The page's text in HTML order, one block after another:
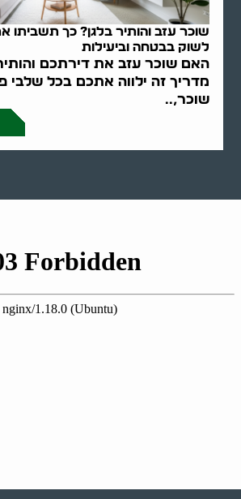
שוכר עזב והותיר בלגן? כך תשביתו
לשוק בבטחה וביעילות
האם שוכר עזב את דירתכם
מדריך זה ילווה אתכם בכל שלבי
שוכר,..